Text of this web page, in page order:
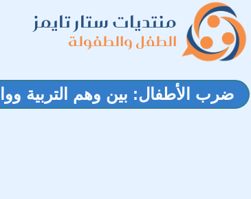
منتديات ستار تايمز
الطفل والطفولة
ضرب الأطفال: بين وهم التربية